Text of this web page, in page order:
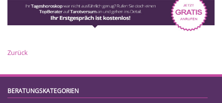
Zurück
BERATUNGSKATEGORIEN